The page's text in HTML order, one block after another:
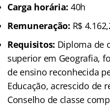
Carga horária: 40h
Remuneração: R$
Requisitos: Diploma de
superior em Geografia,
de ensino reconhecida
Educação, acrescido de
Conselho de classe